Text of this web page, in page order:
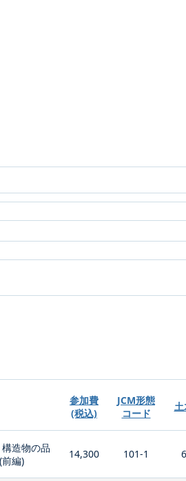
参加費
(税込)
JCM形態
コード
土
造物の品
編)
14,300 101-1 6